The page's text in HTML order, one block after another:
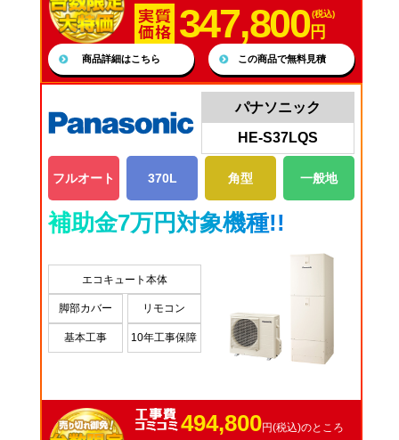
347,800(税込)
円
商品詳細はこちら この商品で無料見積
パナソニック
HE-S37LQS
フルオート 370L 角型 一般地
補助金7万円対象機種!!
エコキュート本体
脚部カバー リモコン
基本工事 10年工事保障
494,800円(税込)のところ